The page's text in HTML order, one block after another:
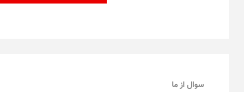
سوال از ما